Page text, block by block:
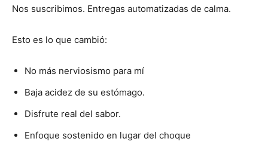
Nos suscribimos. Entregas automatizadas de calma.
Esto es lo que cambió:
No más nerviosismo para mí
Baja acidez de su estómago.
Disfrute real del sabor.
Enfoque sostenido en lugar del choque